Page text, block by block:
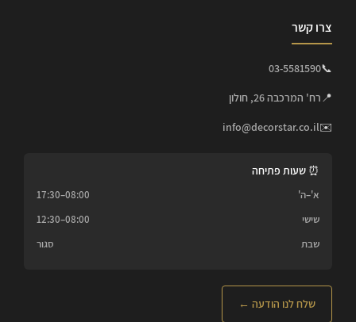
צרו קשר
📞
03-5581590
📍רח' המרכבה 26, חולון
✉️
info@decorstar.co.il
⏰ שעות פתיחה
א'–ה'
08:00–17:30
שישי
08:00–12:30
שבת
סגור
שלח לנו הודעה ←